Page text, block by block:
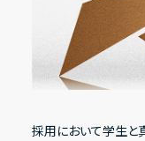
採用において学生と